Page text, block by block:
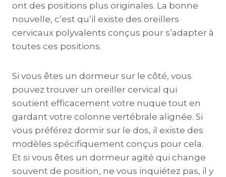
ont des positions plus originales. La bonne
nouvelle, c’est qu’il existe des oreillers
cervicaux polyvalents conçus pour s’adapter à
toutes ces positions.
Si vous êtes un dormeur sur le côté, vous
pouvez trouver un oreiller cervical qui
soutient efficacement votre nuque tout en
gardant votre colonne vertébrale alignée. Si
vous préférez dormir sur le dos, il existe des
modèles spécifiquement conçus pour cela.
Et si vous êtes un dormeur agité qui change
souvent de position, ne vous inquiétez pas, il y